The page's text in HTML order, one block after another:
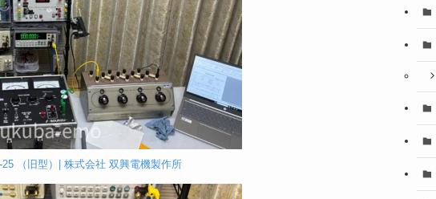
（旧型）| 株式会社 双興電機製作所